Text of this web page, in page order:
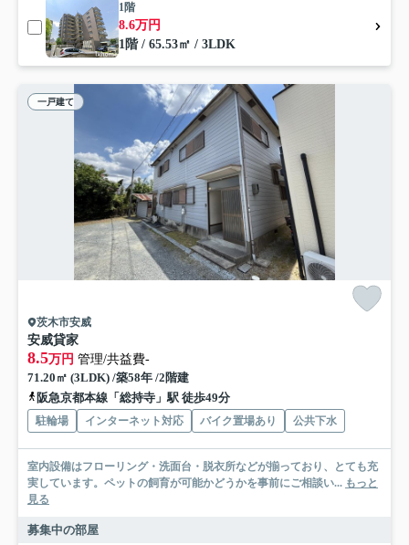
1階
8.6万円
1階 / 65.53㎡ / 3LDK
一戸建て
茨木市安威
安威貸家
8.5万円 管理/共益費-
71.20㎡ (3LDK) /築58年 /2階建
阪急京都本線「総持寺」駅 徒歩49分
駐輪場 インターネット対応 バイク置場あり 公共下水
室内設備はフローリング・洗面台・脱衣所などが揃っており、とても充
実しています。ペットの飼育が可能かどうかを事前にご相談い... もっと
見る
募集中の部屋